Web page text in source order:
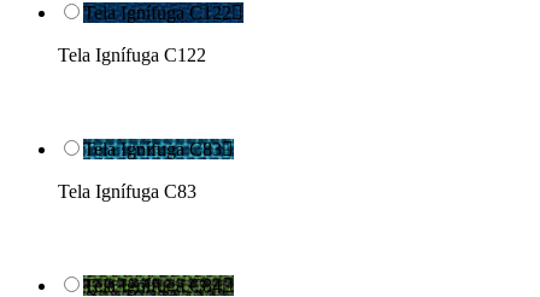
Tela Ignífuga C122
Tela Ignífuga C122
Tela Ignífuga C83
Tela Ignífuga C83
Tela Ignífuga C84